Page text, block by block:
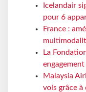
Icelandair
pour 6
France :
La
Malaysia
vols grâce à